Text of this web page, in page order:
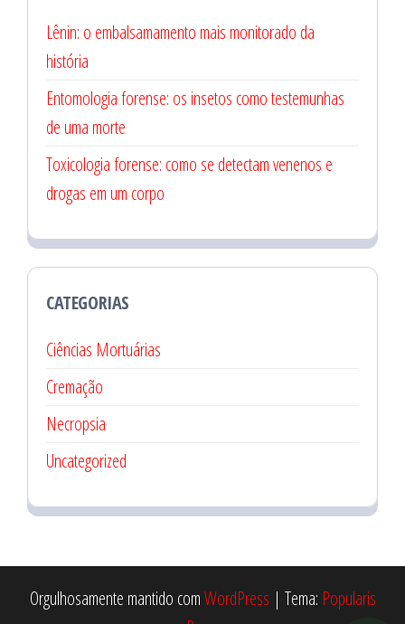
Lênin: o embalsamamento mais monitorado da
história
Entomologia forense: os insetos como testemunhas
de uma morte
Toxicologia forense: como se detectam venenos e
drogas em um corpo
CATEGORIAS
Ciências Mortuárias
Cremação
Necropsia
Uncategorized
Orgulhosamente mantido comWordPress | Tema: Popularis